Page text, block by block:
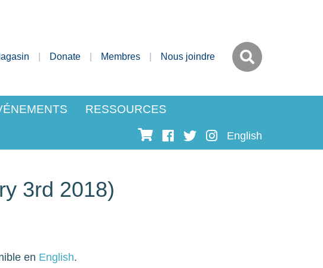
Donate Membres Nous joindre
RESSOURCES
English
3rd 2018)
en English.